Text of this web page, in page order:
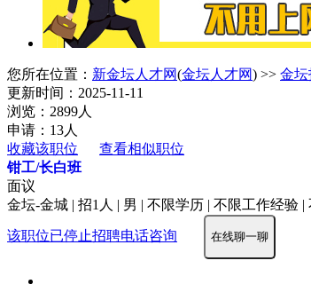
您所在位置： 新金坛人才网(金坛人才网) >> 金坛
更新时间：2025-11-11
浏览：2899人
申请：13人
收藏该职位
查看相似职位
钳工/长白班
面议
金坛-金城 | 招1人 | 男 | 不限学历 | 不限工作经验 |
该职位已停止招聘电话咨询 在线聊一聊